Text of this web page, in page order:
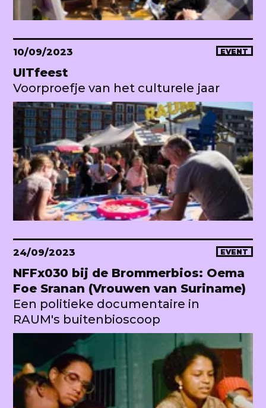
10/09/2023 EVENT
UITfeest
Voorproefje van het culturele jaar
24/09/2023 EVENT
NFFx030 bij de Brommerbios: Oema
Foe Sranan (Vrouwen van Suriname)
Een politieke documentaire in
RAUM's buitenbioscoop